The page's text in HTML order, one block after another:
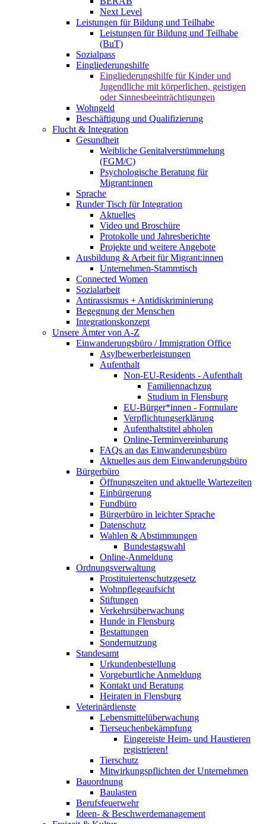
Next Level
Leistungen für Bildung und Teilhabe
Leistungen für Bildung und Teilhabe
(BuT)
Sozialpass
Eingliederungshilfe
Eingliederungshilfe für Kinder und
Jugendliche mit körperlichen, geistigen
oder Sinnesbeeinträchtigungen
Wohngeld
Beschäftigung und Qualifizierung
Flucht & Integration
Gesundheit
Weibliche Genitalverstümmelung
(FGM/C)
Psychologische Beratung für
Migrant:innen
Sprache
Runder Tisch für Integration
Aktuelles
Video und Broschüre
Protokolle und Jahresberichte
Projekte und weitere Angebote
Ausbildung & Arbeit für Migrant:innen
Unternehmen-Stammtisch
Connected Women
Sozialarbeit
Antirassismus + Antidiskriminierung
Begegnung der Menschen
Integrationskonzept
Unsere Ämter von A-Z
Einwanderungsbüro / Immigration Office
Asylbewerberleistungen
Aufenthalt
Non-EU-Residents - Aufenthalt
Familiennachzug
Studium in Flensburg
EU-Bürger*innen - Formulare
Verpflichtungserklärung
Aufenthaltstitel abholen
Online-Terminvereinbarung
FAQs an das Einwanderungsbüro
Aktuelles aus dem Einwanderungsbüro
Bürgerbüro
Öffnungszeiten und aktuelle Wartezeiten
Einbürgerung
Fundbüro
Bürgerbüro in leichter Sprache
Datenschutz
Wahlen & Abstimmungen
Bundestagswahl
Online-Anmeldung
Ordnungsverwaltung
Prostituiertenschutzgesetz
Wohnpflegeaufsicht
Stiftungen
Verkehrsüberwachung
Hunde in Flensburg
Bestattungen
Sondernutzung
Standesamt
Urkundenbestellung
Vorgeburtliche Anmeldung
Kontakt und Beratung
Heiraten in Flensburg
Veterinärdienste
Lebensmittelüberwachung
Tierseuchenbekämpfung
Eingereiste Heim- und Haustieren
registrieren!
Tierschutz
Mitwirkungspflichten der Unternehmen
Bauordnung
Baulasten
Berufsfeuerwehr
Ideen- & Beschwerdemanagement